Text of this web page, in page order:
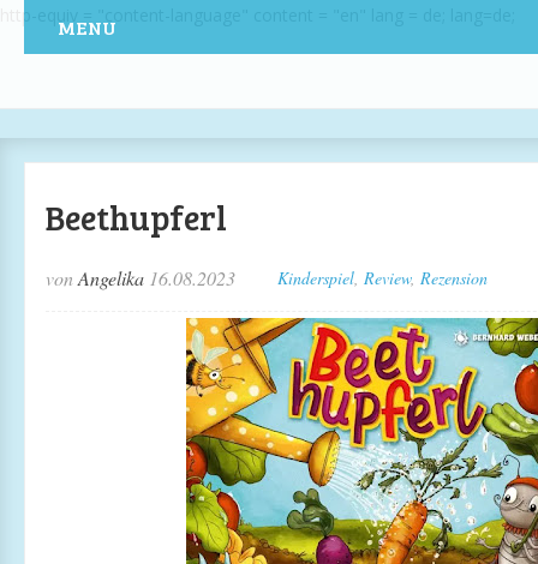
MENU
Beethupferl
vonAngelika 16.08.2023 Kinderspiel, Review, Rezension